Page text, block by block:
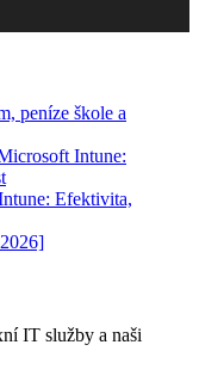
peníze škole a
Intune:
Efektivita,
IT služby a naši